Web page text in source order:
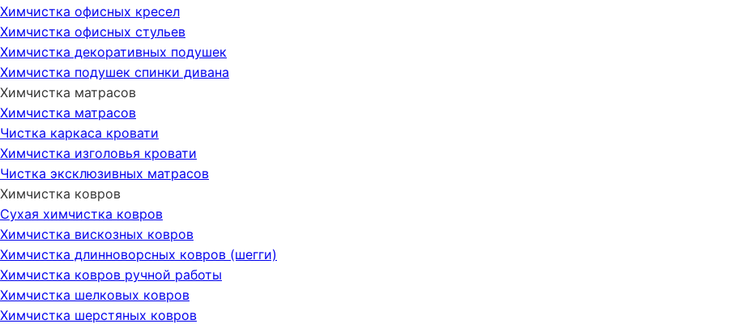
Химчистка офисных кресел
Химчистка офисных стульев
Химчистка декоративных подушек
Химчистка подушек спинки дивана
Химчистка матрасов
Химчистка матрасов
Чистка каркаса кровати
Химчистка изголовья кровати
Чистка эксклюзивных матрасов
Химчистка ковров
Сухая химчистка ковров
Химчистка вискозных ковров
Химчистка длинноворсных ковров (шегги)
Химчистка ковров ручной работы
Химчистка шелковых ковров
Химчистка шерстяных ковров